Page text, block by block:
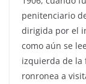
penitenciario
dirigida por el
como aún se
izquierda de la
ronronea a